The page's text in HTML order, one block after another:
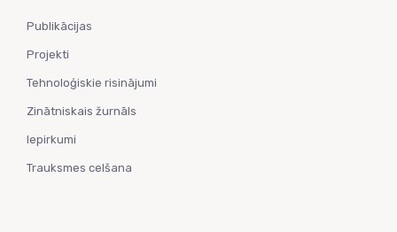
Publikācijas
Projekti
Tehnoloģiskie risinājumi
Zinātniskais žurnāls
Iepirkumi
Trauksmes celšana